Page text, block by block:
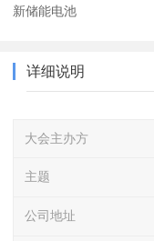
新储能电池
详细说明
大会主办方
主题
公司地址